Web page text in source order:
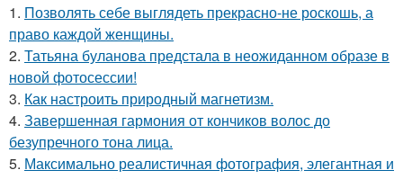
1. Позволять себе выглядеть прекрасно-не роскошь, а
право каждой женщины.
2. Татьяна буланова предстала в неожиданном образе в
новой фотосессии!
3. Как настроить природный магнетизм.
4. Завершенная гармония от кончиков волос до
безупречного тона лица.
5. Максимально реалистичная фотография, элегантная и